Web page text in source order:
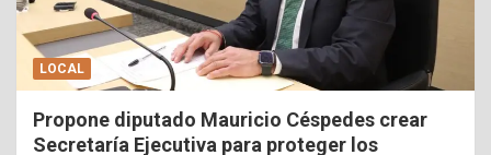
LOCAL
Propone diputado Mauricio Céspedes crear
Secretaría Ejecutiva para proteger los